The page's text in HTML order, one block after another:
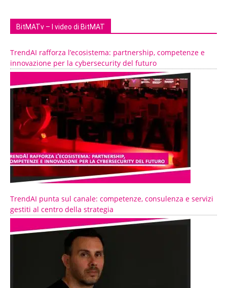
BitMATv – I video di BitMAT
TrendAI rafforza l’ecosistema: partnership, competenze e
innovazione per la cybersecurity del futuro
TrendAI punta sul canale: competenze, consulenza e servizi
gestiti al centro della strategia